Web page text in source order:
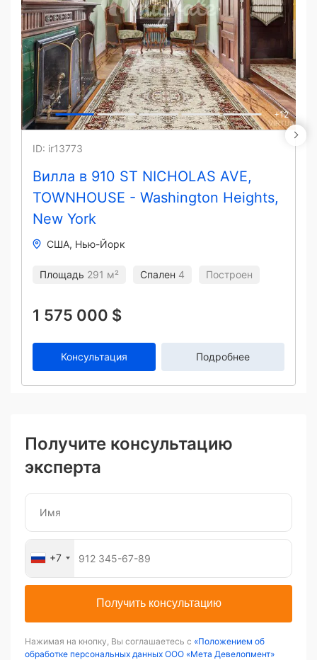
+12
Вилла в 910 ST NICHOLAS AVE,
TOWNHOUSE - Washington Heights,
New York
ID: ir13773
США Нью-Йорк
Площадь 291 м² Спален 4 Построен
1 575 000 $
Консультация Подробнее
Получите консультацию
эксперта
+7
Получить консультацию
Нажимая на кнопку, Вы соглашаетесь с «Положением об
обработке персональных данных ООО «Мета Девелопмент»